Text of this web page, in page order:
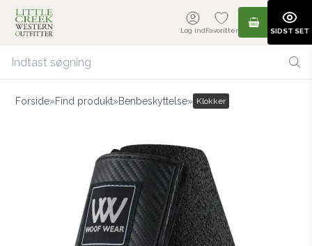
Log indFavoritter
Forside»Find produkt»Benbeskyttelse» Klokker
SIDST SET